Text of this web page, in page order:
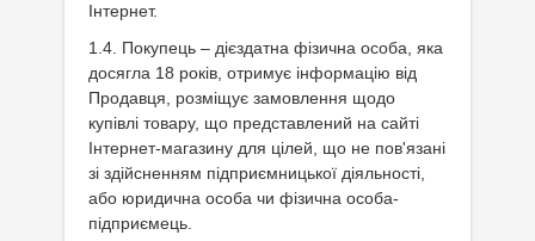
Інтернет.
1.4. Покупець – дієздатна фізична особа, яка
досягла 18 років, отримує інформацію від
Продавця, розміщує замовлення щодо
купівлі товару, що представлений на сайті
Інтернет-магазину для цілей, що не пов'язані
зі здійсненням підприємницької діяльності,
або юридична особа чи фізична особа-
підприємець.